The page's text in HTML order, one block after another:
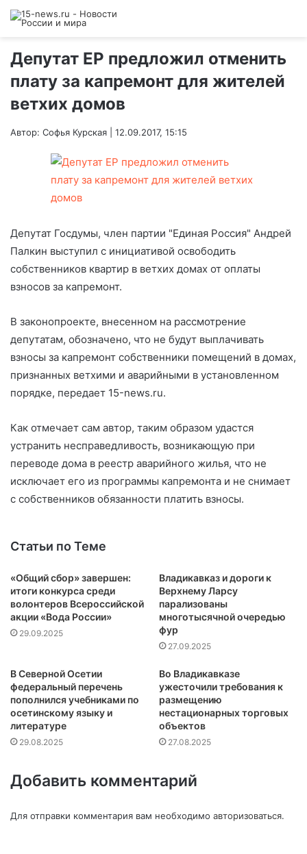
Депутат ЕР предложил отменить
плату за капремонт для жителей
ветхих домов
Автор: Софья Курская | 12.09.2017, 15:15
Депутат Госдумы, член партии "Единая Россия" Андрей
Палкин выступил с инициативой освободить
собственников квартир в ветхих домах от оплаты
взносов за капремонт.
В законопроекте, внесенном на рассмотрение
депутатам, обозначено, что не будут выплачивать
взносы за капремонт собственники помещений в домах,
признанных ветхими и аварийными в установленном
порядке, передает 15-news.ru.
Как отмечает сам автор, таким образом удастся
устранить несправедливость, возникающую при
переводе дома в реестр аварийного жилья, что не
исключает его из программы капремонта и не снимает
с собственников обязанности платить взносы.
Статьи по Теме
«Общий сбор» завершен:
итоги конкурса среди
волонтеров Всероссийской
акции «Вода России»
29.09.2025
Владикавказ и дороги к
Верхнему Ларсу
парализованы
многотысячной очередью
фур
27.09.2025
В Северной Осетии
федеральный перечень
пополнился учебниками по
осетинскому языку и
литературе
29.08.2025
Во Владикавказе
ужесточили требования к
размещению
нестационарных торговых
объектов
27.08.2025
Добавить комментарий
Для отправки комментария вам необходимо авторизоваться.